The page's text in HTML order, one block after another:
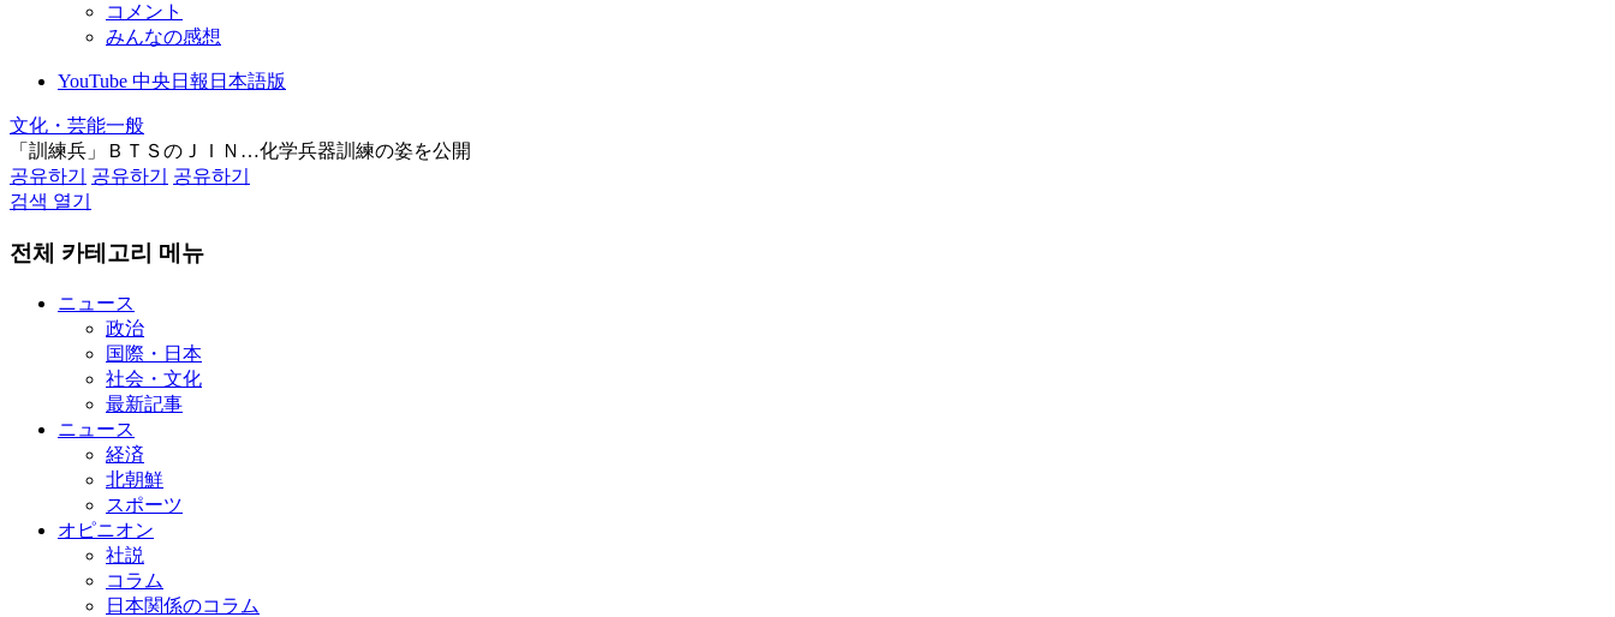
コメント
みんなの感想
YouTube 中央日報日本語版
文化・芸能一般
「訓練兵」ＢＴＳのＪＩＮ…化学兵器訓練の姿を公開
공유하기
공유하기
공유하기
검색 열기
전체 카테고리 메뉴
ニュース
政治
国際・日本
社会・文化
最新記事
ニュース
経済
北朝鮮
スポーツ
オピニオン
社説
コラム
日本関係のコラム